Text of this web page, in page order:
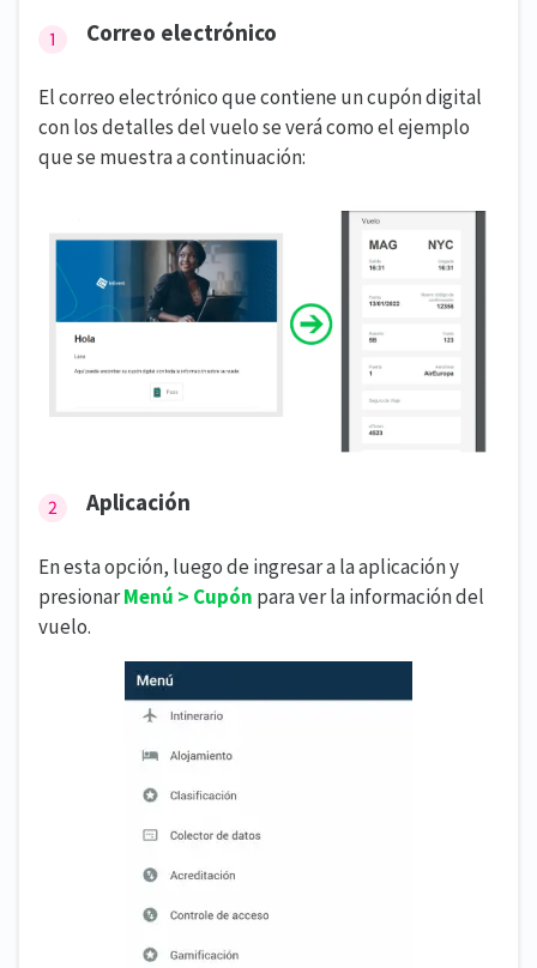
Correo electrónico
El correo electrónico que contiene un cupón digital
con los detalles del vuelo se verá como el ejemplo
que se muestra a continuación:
Aplicación
En esta opción, luego de ingresar a la aplicación y
presionarMenú > Cupón para ver la información del
vuelo.